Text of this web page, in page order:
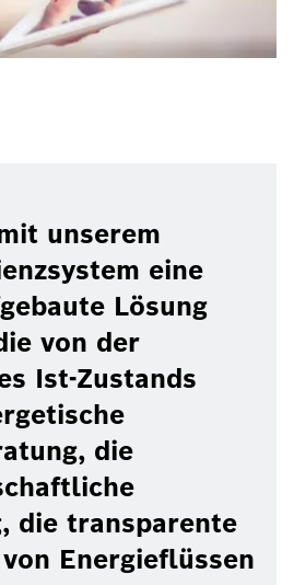
unserem
eine
Lösung
von der
Ist-Zustands
die
die transparente
Energieflüssen